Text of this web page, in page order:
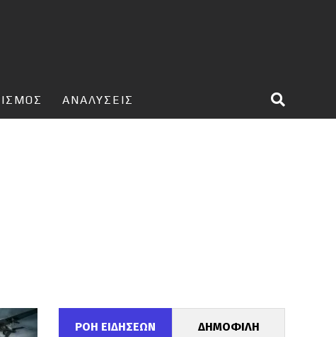
ΑΝΑΛΥΣΕΙΣ
ΡΟΗ ΕΙΔΗΣΕΩΝ ΔΗΜΟΦΙΛΗ